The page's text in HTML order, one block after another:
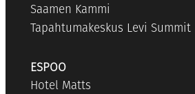
Saamen Kammi
Tapahtumakeskus Levi Summit
ESPOO
Hotel Matts